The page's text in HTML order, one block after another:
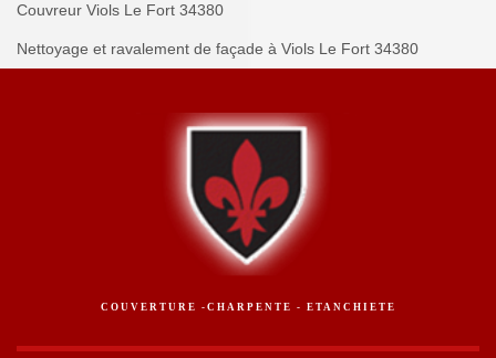
Couvreur Viols Le Fort 34380
Nettoyage et ravalement de façade à Viols Le Fort 34380
COUVERTURE -CHARPENTE - ETANCHIETE